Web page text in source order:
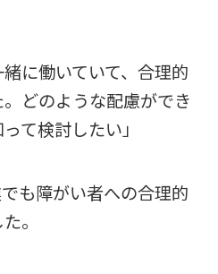
緒に働いていて、合理的
どのような配慮ができ
て検討したい」
も障がい者への合理的
。